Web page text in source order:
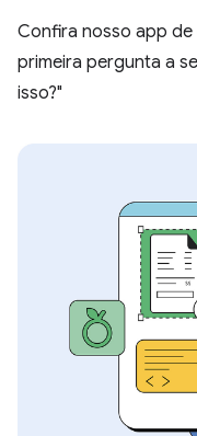
Confira nosso app de
primeira pergunta a
isso?"